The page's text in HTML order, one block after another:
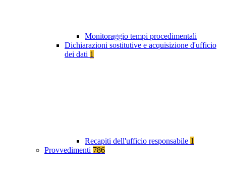
Monitoraggio tempi procedimentali
Dichiarazioni sostitutive e acquisizione d'ufficio
dei dati 1
Recapiti dell'ufficio responsabile 1
Provvedimenti 786